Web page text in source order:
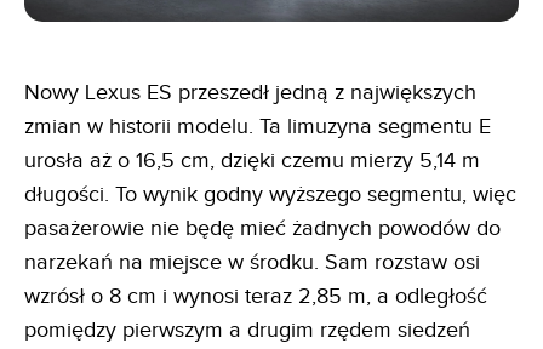
Nowy Lexus ES przeszedł jedną z największych
zmian w historii modelu. Ta limuzyna segmentu E
urosła aż o 16,5 cm, dzięki czemu mierzy 5,14 m
długości. To wynik godny wyższego segmentu, więc
pasażerowie nie będę mieć żadnych powodów do
narzekań na miejsce w środku. Sam rozstaw osi
wzrósł o 8 cm i wynosi teraz 2,85 m, a odległość
pomiędzy pierwszym a drugim rzędem siedzeń